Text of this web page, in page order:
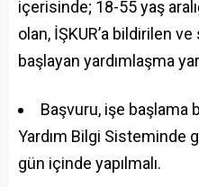
içerisinde; 18-55 yaş
olan, İŞKUR’a bildirilen
başlayan yardımlaşma
Başvuru, işe başlama
Yardım Bilgi Sisteminde
gün içinde yapılmalı.